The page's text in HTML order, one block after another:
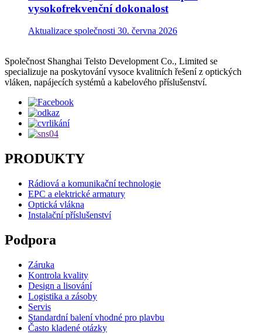
vysokofrekvenční dokonalost
Aktualizace společnosti 30. června 2026
Společnost Shanghai Telsto Development Co., Limited se
specializuje na poskytování vysoce kvalitních řešení z optických
vláken, napájecích systémů a kabelového příslušenství.
PRODUKTY
Rádiová a komunikační technologie
EPC a elektrické armatury
Optická vlákna
Instalační příslušenství
Podpora
Záruka
Kontrola kvality
Design a lisování
Logistika a zásoby
Servis
Standardní balení vhodné pro plavbu
Často kladené otázky